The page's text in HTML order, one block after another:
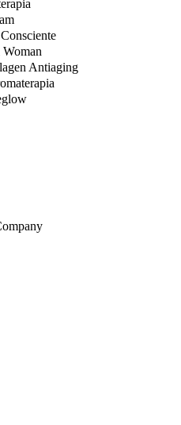
Woman
Antiaging